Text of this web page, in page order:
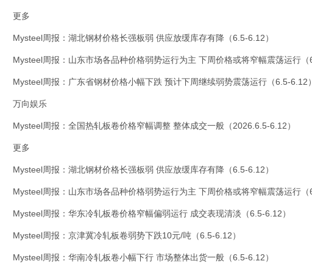
更多
Mysteel周报：湖北钢材价格长强板弱 供应放缓库存有降（6.5-6.12）
Mysteel周报：山东市场各品种价格弱势运行为主 下周价格或将窄幅震荡运行（
Mysteel周报：广东省钢材价格小幅下跌 预计下周继续弱势震荡运行（6.5-6.12
万向娱乐
Mysteel周报：全国热轧板卷价格窄幅调整 整体成交一般（2026.6.5-6.12）
更多
Mysteel周报：湖北钢材价格长强板弱 供应放缓库存有降（6.5-6.12）
Mysteel周报：山东市场各品种价格弱势运行为主 下周价格或将窄幅震荡运行（
Mysteel周报：华东冷轧板卷价格窄幅偏弱运行 成交表现清淡（6.5-6.12）
Mysteel周报：京津冀冷轧板卷弱势下跌10元/吨（6.5-6.12）
Mysteel周报：华南冷轧板卷小幅下行 市场整体出货一般（6.5-6.12）